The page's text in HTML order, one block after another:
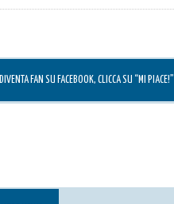
DIVENTA FAN SU FACEBOOK, CLICCA SU “MI PIACE!”